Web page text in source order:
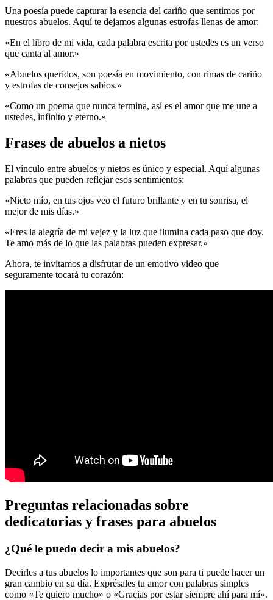
Una poesía puede capturar la esencia del cariño que sentimos por
nuestros abuelos. Aquí te dejamos algunas estrofas llenas de amor:
«En el libro de mi vida, cada palabra escrita por ustedes es un verso
que canta al amor.»
«Abuelos queridos, son poesía en movimiento, con rimas de cariño
y estrofas de consejos sabios.»
«Como un poema que nunca termina, así es el amor que me une a
ustedes, infinito y eterno.»
Frases de abuelos a nietos
El vínculo entre abuelos y nietos es único y especial. Aquí algunas
palabras que pueden reflejar esos sentimientos:
«Nieto mío, en tus ojos veo el futuro brillante y en tu sonrisa, el
mejor de mis días.»
«Eres la alegría de mi vejez y la luz que ilumina cada paso que doy.
Te amo más de lo que las palabras pueden expresar.»
Ahora, te invitamos a disfrutar de un emotivo video que
seguramente tocará tu corazón:
Preguntas relacionadas sobre
dedicatorias y frases para abuelos
¿Qué le puedo decir a mis abuelos?
Decirles a tus abuelos lo importantes que son para ti puede hacer un
gran cambio en su día. Exprésales tu amor con palabras simples
como «Te quiero mucho» o «Gracias por estar siempre ahí para mí».